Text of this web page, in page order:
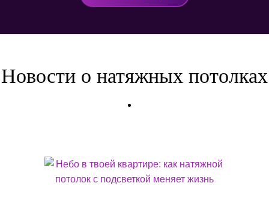
Новости о натяжных потолках